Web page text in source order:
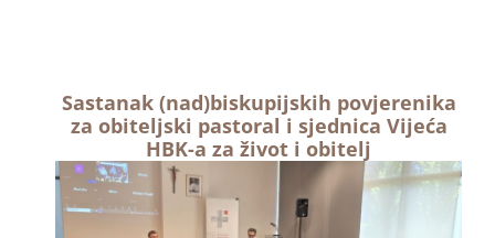
Sastanak (nad)biskupijskih povjerenika
za obiteljski pastoral i sjednica Vijeća
HBK-a za život i obitelj